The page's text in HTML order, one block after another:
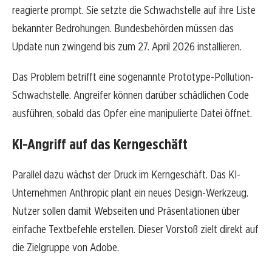
reagierte prompt. Sie setzte die Schwachstelle auf ihre Liste
bekannter Bedrohungen. Bundesbehörden müssen das
Update nun zwingend bis zum 27. April 2026 installieren.
Das Problem betrifft eine sogenannte Prototype-Pollution-
Schwachstelle. Angreifer können darüber schädlichen Code
ausführen, sobald das Opfer eine manipulierte Datei öffnet.
KI-Angriff auf das Kerngeschäft
Parallel dazu wächst der Druck im Kerngeschäft. Das KI-
Unternehmen Anthropic plant ein neues Design-Werkzeug.
Nutzer sollen damit Webseiten und Präsentationen über
einfache Textbefehle erstellen. Dieser Vorstoß zielt direkt auf
die Zielgruppe von Adobe.